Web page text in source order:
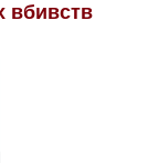
вбивств